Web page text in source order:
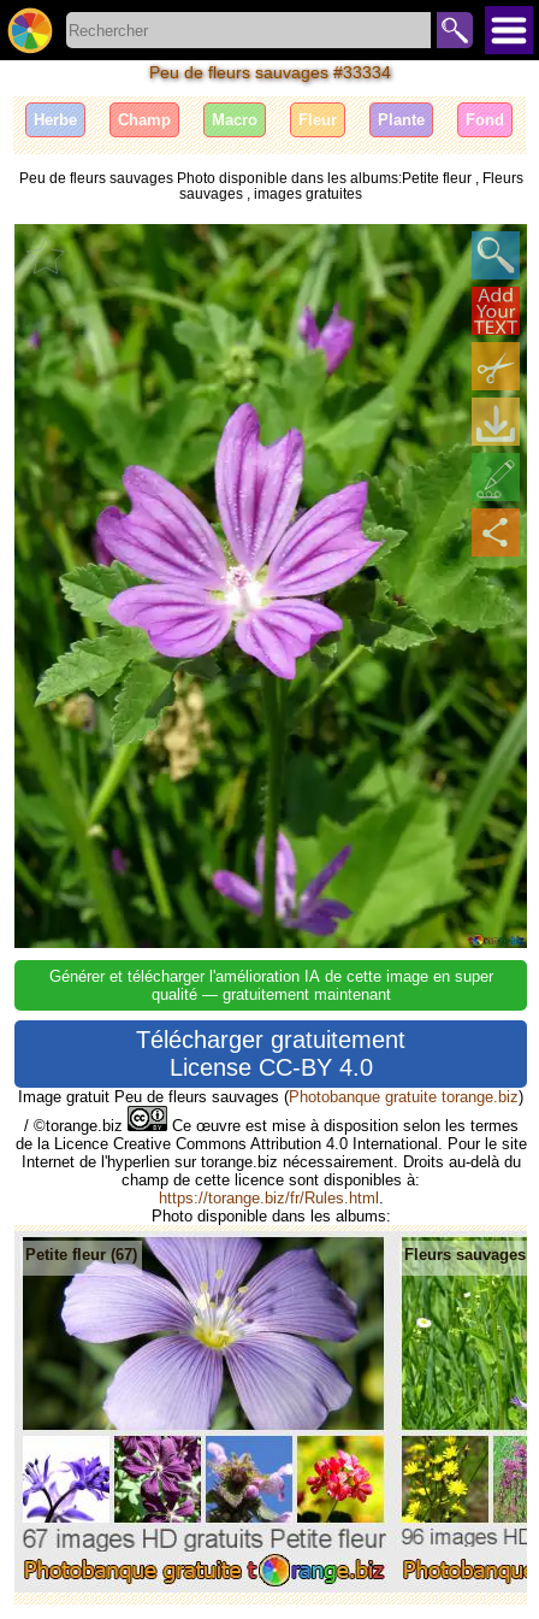
Peu de fleurs sauvages #33334
Herbe Champ Macro Fleur Plante Fond
Peu de fleurs sauvages Photo disponible dans les albums:Petite fleur , Fleurs
sauvages , images gratuites
Générer et télécharger l'amélioration IA de cette image en super
qualité — gratuitement maintenant
Télécharger gratuitement
License CC-BY 4.0
Image gratuit Peu de fleurs sauvages (Photobanque gratuite torange.biz)
/ ©torange.biz
Ce œuvre est mise à disposition selon les termes
de la Licence Creative Commons Attribution 4.0 International. Pour le site
Internet de l'hyperlien sur torange.biz nécessairement. Droits au-delà du
champ de cette licence sont disponibles à:
https://torange.biz/fr/Rules.html
Photo disponible dans les albums:
Petite fleur (67) Fleurs sauvages